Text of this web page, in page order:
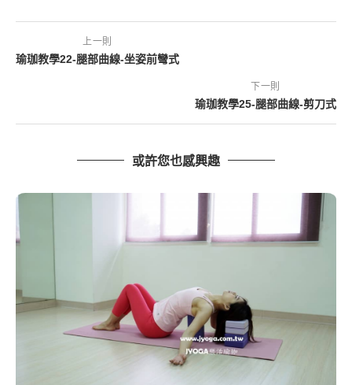
上一則
瑜珈教學22-腿部曲線-坐姿前彎式
下一則
瑜珈教學25-腿部曲線-剪刀式
或許您也感興趣